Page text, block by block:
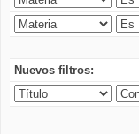
Nuevos filtros: